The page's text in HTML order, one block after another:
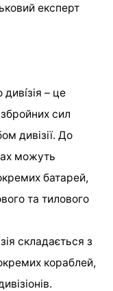
експерт
– це
сил
дивізії. До
можуть
батарей,
та тилового
складається з
кораблей,